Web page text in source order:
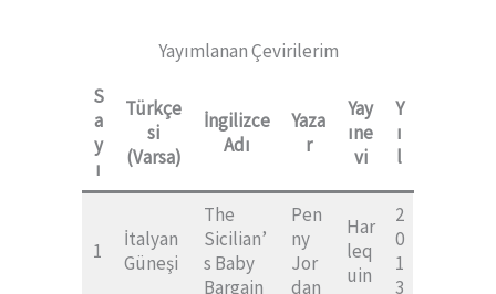
Yayımlanan Çevirilerim
S
a
y
ı
Türkçe
si
(Varsa)
İngilizce
Adı
Yaza
r
Yay
ıne
vi
Y
ı
l
1
İtalyan
Güneşi
The
Sicilian’
s Baby
Bargain
Pen
ny
Jor
dan
Har
leq
uin
2
0
1
3